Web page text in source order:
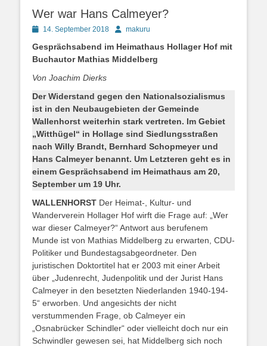
Wer war Hans Calmeyer?
Posted14. September 2018 Autormakuru
Gesprächsabend im Heimathaus Hollager Hof mit
Buchautor Mathias Middelberg
Von Joachim Dierks
Der Widerstand gegen den Nationalsozialismus
ist in den Neubaugebieten der Gemeinde
Wallenhorst weiterhin stark vertreten. Im Gebiet
„Witthügel“ in Hollage sind Siedlungsstraßen
nach Willy Brandt, Bernhard Schopmeyer und
Hans Calmeyer benannt. Um Letzteren geht es in
einem Gesprächsabend im Heimathaus am 20,
September um 19 Uhr.
WALLENHORST Der Heimat-, Kultur- und
Wanderverein Hollager Hof wirft die Frage auf: „Wer
war dieser Calmeyer?“ Antwort aus berufenem
Munde ist von Mathias Middelberg zu erwarten, CDU-
Politiker und Bundestagsabgeordneter. Den
juristischen Doktortitel hat er 2003 mit einer Arbeit
über „Judenrecht, Judenpolitik und der Jurist Hans
Calmeyer in den besetzten Niederlanden 1940-194-
5“ erworben. Und angesichts der nicht
verstummenden Frage, ob Calmeyer ein
„Osnabrücker Schindler“ oder vielleicht doch nur ein
Schwindler gewesen sei, hat Middelberg sich noch